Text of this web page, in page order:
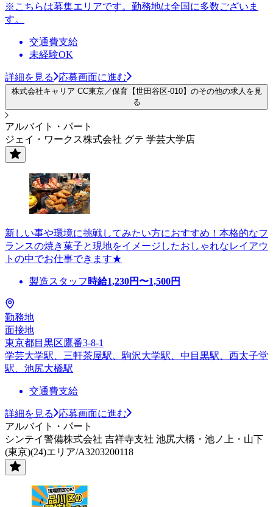
※こちらは募集エリアです。勤務地は全国に多数ございま
す。
交通費支給
未経験OK
詳細を見る 応募画面に進む
株式会社キャリア CC東京／保育【世田谷区-010】のその他の求人を見
る
アルバイト・パート
ジェイ・ワークス株式会社 グテ 学芸大学店
新しい事や環境に挑戦してみたい方におすすめ！本格的なフ
ランスの焼き菓子と現地をイメージしたおしゃれなレイアウ
トの中でお仕事できます★
製造スタッフ 時給1,230円〜1,500円
勤務地
面接地
東京都目黒区鷹番3-8-1
学芸大学駅、三軒茶屋駅、駒沢大学駅、中目黒駅、西太子堂
駅、池尻大橋駅
交通費支給
詳細を見る
応募画面に進む
アルバイト・パート
シンテイ警備株式会社 吉祥寺支社 池尻大橋・池ノ上・山下
(東京)(24)エリア/A3203200118